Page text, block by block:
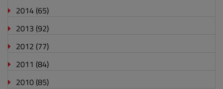
2014 (65)
2013 (92)
2012 (77)
2011 (84)
2010 (85)